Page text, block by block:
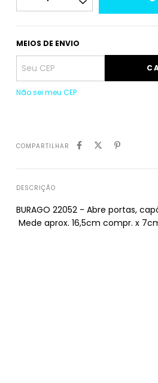
MEIOS DE ENVIO
Não sei meu CEP
COMPARTILHAR
DESCRIÇÃO
BURAGO 22052 - Abre portas,
Mede aprox. 16,5cm compr. x